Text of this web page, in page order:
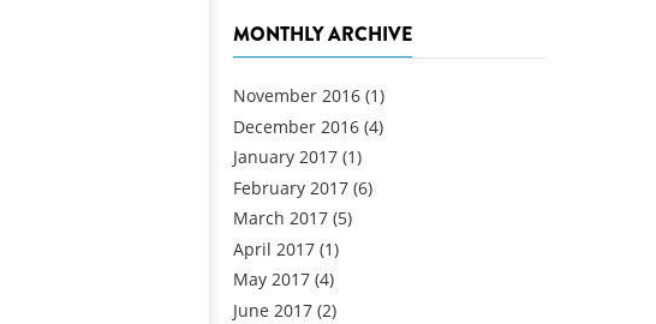
MONTHLY ARCHIVE
November 2016 (1)
December 2016 (4)
January 2017 (1)
February 2017 (6)
March 2017 (5)
April 2017 (1)
May 2017 (4)
June 2017 (2)